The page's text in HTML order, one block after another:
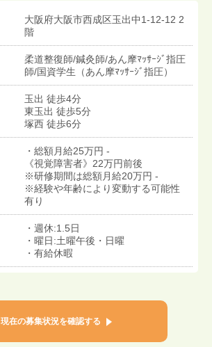
大阪府大阪市西成区玉出中1-12-12 2
階
柔道整復師/鍼灸師/あん摩ﾏｯｻｰｼﾞ指圧
師/国資学生（あん摩ﾏｯｻｰｼﾞ指圧）
玉出 徒歩4分
東玉出 徒歩5分
塚西 徒歩6分
・総額月給25万円 -
《視覚障害者》22万円前後
※研修期間は総額月給20万円 -
※経験や年齢により変動する可能性
有り
・週休:1.5日
・曜日:土曜午後・日曜
・有給休暇
現在の募集状況を確認する